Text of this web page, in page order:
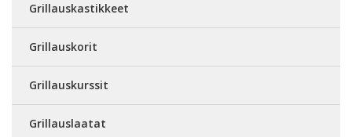
Grillauskastikkeet
Grillauskorit
Grillauskurssit
Grillauslaatat